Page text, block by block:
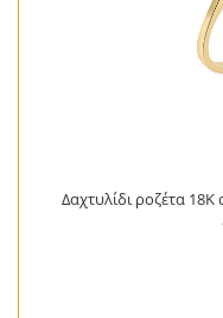
Δαχτυλίδι ροζέτα